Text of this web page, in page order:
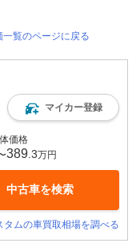
覧のページに戻る
マイカー登録
価格
389 .3万円
中古車を検索
タムの車買取相場を調べる